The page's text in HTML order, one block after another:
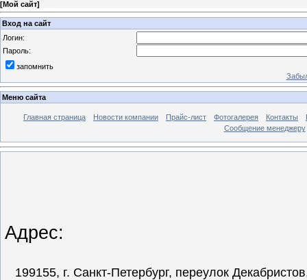
[Мой сайт]
Вход на сайт
Логин:
Пароль:
запомнить
Меню сайта
Главная страница Новости компании Прайс-лист Фотогалерея Контакты
Сообщение менеджеру
Адрес:
199155, г. Санкт-Петербург, переулок